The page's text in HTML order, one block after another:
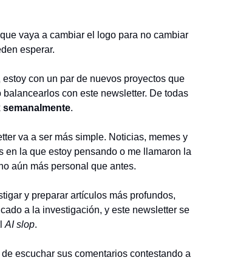
vaya a cambiar el logo para no cambiar
esperar.
con un par de nuevos proyectos que
con este newsletter. De todas
.
va a ser más simple. Noticias, memes y
en la que estoy pensando o me llamaron la
aún más personal que antes.
y preparar artículos más profundos,
a la investigación, y este newsletter se
AI slop.
escuchar sus comentarios contestando a